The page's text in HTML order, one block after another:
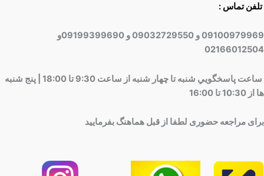
تلفن تماس :
09100979969 و 09032729550 و 09199399690و
02166012504
ساعت پاسخگويي شنبه تا چهار شنبه از ساعت 9:30 تا 18:00 | پنج شنبه
ها از 10:30 تا 16:00
برای مراجعه حضوری لطفا از قبل هماهنگ بفرمایید